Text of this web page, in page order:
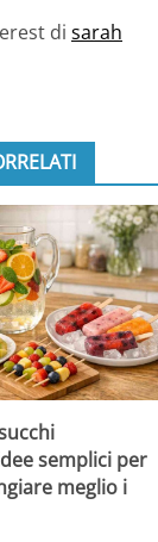
di sarah
semplici per
meglio i